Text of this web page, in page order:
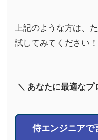
上記のような方は、
試してみてください！
＼ あなたに最適な
侍エンジニアで